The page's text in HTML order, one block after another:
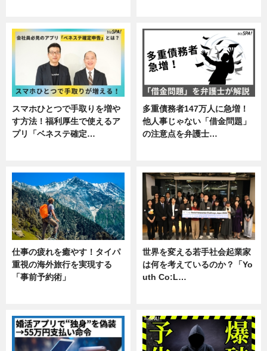
スマホひとつで手取りを増や
す方法！福利厚生で使えるア
プリ「ベネステ確定…
多重債務者147万人に急増！
他人事じゃない「借金問題」
の注意点を弁護士…
仕事の疲れを癒やす！タイパ
重視の海外旅行を実現する
「事前予約術」
世界を変える若手社会起業家
は何を考えているのか？「Yo
uth Co:L…